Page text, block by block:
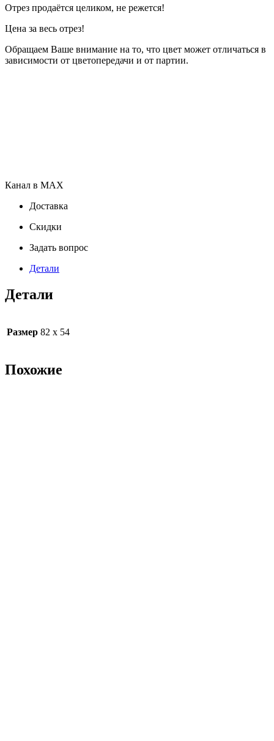
Отрез продаётся целиком, не режется!
Цена за весь отрез!
Обращаем Ваше внимание на то, что цвет может отличаться в
зависимости от цветопередачи и от партии.
Канал в MAX
Доставка
Скидки
Задать вопрос
Детали
Детали
Размер 82 х 54
Похожие